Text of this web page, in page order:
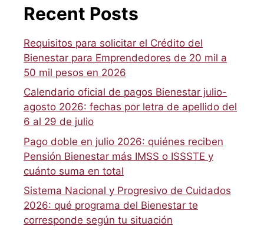
Recent Posts
Requisitos para solicitar el Crédito del
Bienestar para Emprendedores de 20 mil a
50 mil pesos en 2026
Calendario oficial de pagos Bienestar julio-
agosto 2026: fechas por letra de apellido del
6 al 29 de julio
Pago doble en julio 2026: quiénes reciben
Pensión Bienestar más IMSS o ISSSTE y
cuánto suma en total
Sistema Nacional y Progresivo de Cuidados
2026: qué programa del Bienestar te
corresponde según tu situación